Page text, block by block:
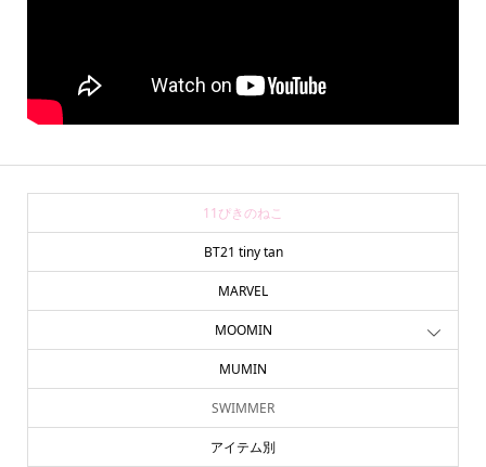
11ぴきのねこ
BT21 tiny tan
MARVEL
MOOMIN
MUMIN
SWIMMER
アイテム別